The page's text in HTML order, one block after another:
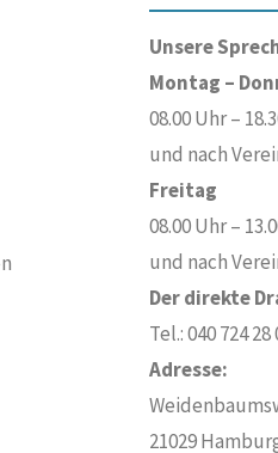
Unsere
Montag –
08.00 Uhr –
und nach
Freitag
08.00 Uhr –
und nach
Der direkte
Tel.: 040 724 28
Adresse:
21029